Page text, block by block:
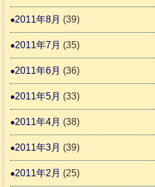
2011年8月 (39)
2011年7月 (35)
2011年6月 (36)
2011年5月 (33)
2011年4月 (38)
2011年3月 (39)
2011年2月 (25)